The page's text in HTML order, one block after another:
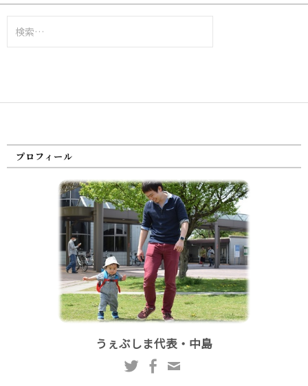
索:
プロフィール
うぇぶしま代表・中島